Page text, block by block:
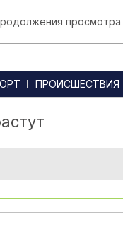
ПРОИСШЕСТВИЯ